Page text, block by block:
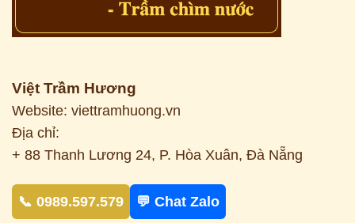
Việt Trầm Hương
Website: viettramhuong.vn
Địa chỉ:
+ 88 Thanh Lương 24, P. Hòa Xuân, Đà Nẵng
📞 0989.597.579 💬 Chat Zalo